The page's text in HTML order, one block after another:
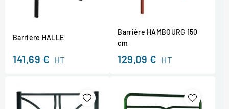
Barrière HALLE
141,69 € HT
Barrière HAMBOURG 150
cm
129,09 € HT